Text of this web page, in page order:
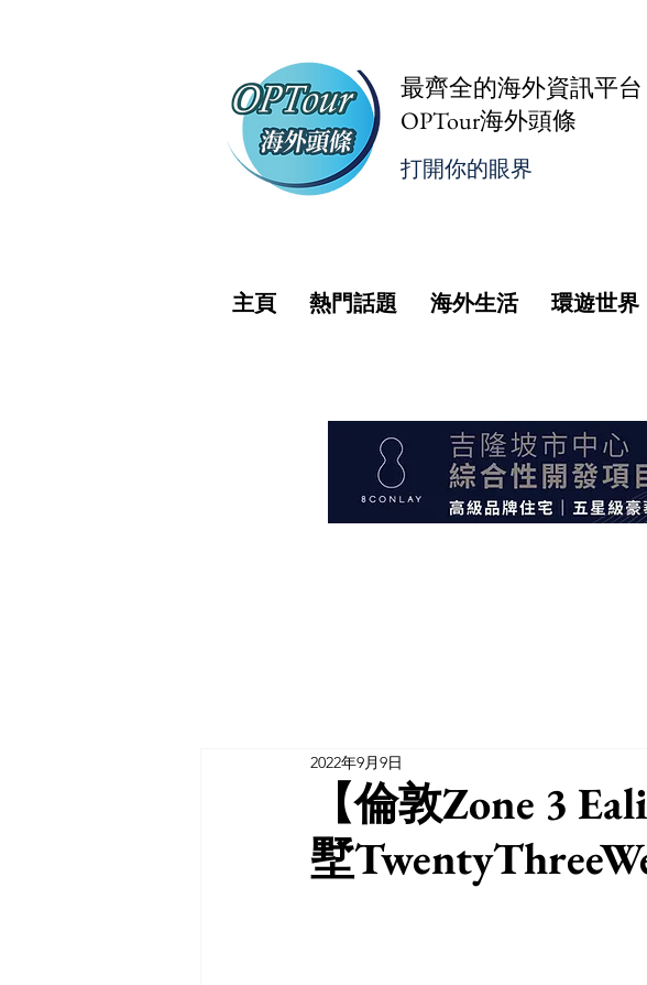
最齊全的海外資訊平台
OPTour海外頭條
打開你的眼界
主頁 熱門話題 海外生活 環遊世界
【倫敦Zone 3
墅
2022年9月9日